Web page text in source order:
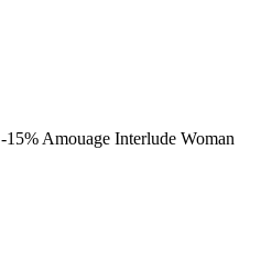
-15% Amouage Interlude Woman